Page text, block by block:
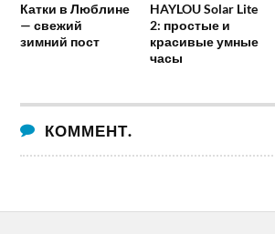
Катки в Люблине
— свежий
зимний пост
HAYLOU Solar Lite
2: простые и
красивые умные
часы
КОММЕНТ.